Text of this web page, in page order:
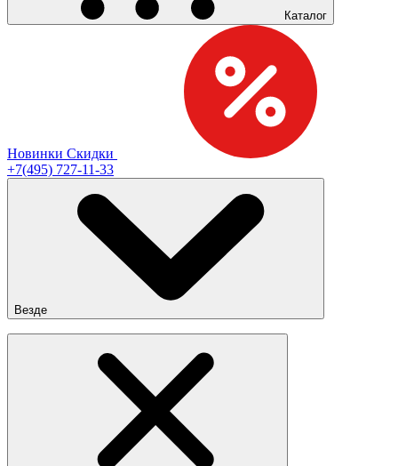
Каталог
Новинки Скидки
+7(495) 727-11-33
Везде